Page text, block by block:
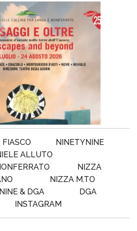
FIASCO
NINETYNINE
ALLUTO
NIZZA
NIZZA M.TO
& DGA
DGA
INSTAGRAM